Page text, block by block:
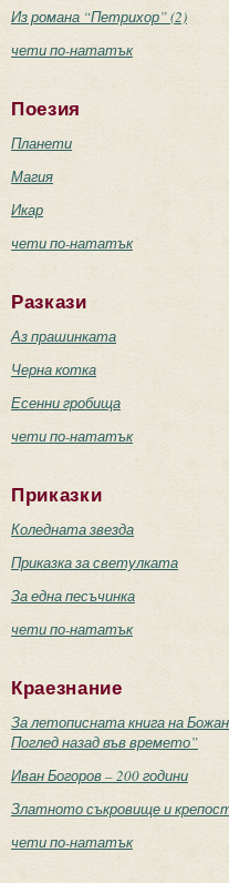
Из романа “Петрихор” (2)
чети по-нататък
Поезия
Планети
Магия
Икар
чети по-нататък
Разкази
Аз прашинката
Черна котка
Есенни гробища
чети по-нататък
Приказки
Коледната звезда
Приказка за светулката
За една песъчинка
чети по-нататък
Краезнание
За летописната книга на
Поглед назад във времето”
Иван Богоров – 200 години
Златното съкровище и
чети по-нататък